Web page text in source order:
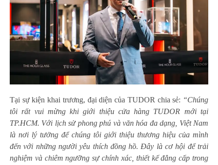
Tại sự kiện khai trương, đại diện của TUDOR chia sẻ: “Chúng
tôi rất vui mừng khi giới thiệu cửa hàng TUDOR mới tại
TP.HCM. Với lịch sử phong phú và văn hóa đa dạng, Việt Nam
là nơi lý tưởng để chúng tôi giới thiệu thương hiệu của mình
đến với những người yêu thích đồng hồ. Đây là cơ hội để trải
nghiệm và chiêm ngưỡng sự chính xác, thiết kế đẳng cấp trong